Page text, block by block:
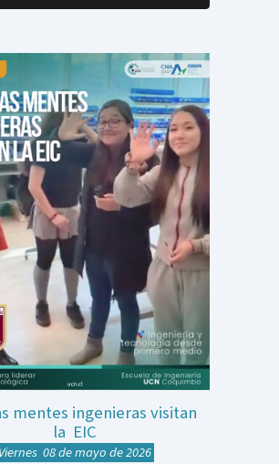
mentes ingenieras visitan
la EIC
Viernes 08 de mayo de 2026